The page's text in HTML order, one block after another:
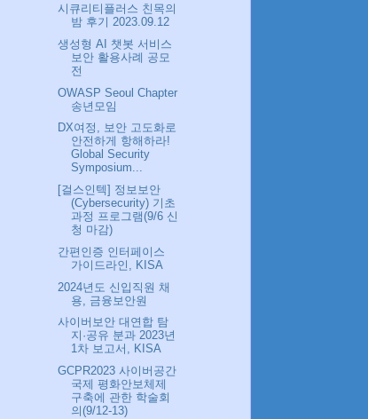
시큐리티플러스 친목의
밤 후기 2023.09.12
생성형 AI 챗봇 서비스
보안 활용사례 공모
전
OWASP Seoul Chapter
송년모임
DX여정, 보안 고도화로
안전하게 항해하라!
Global Security
Symposium...
[걸스인텍] 정보보안
(Cybersecurity) 기초
과정 프로그램(9/6 신
청 마감)
간편인증 인터페이스
가이드라인, KISA
2024년도 신입직원 채
용, 금융보안원
사이버보안 대연합 탐
지·공유 분과 2023년
1차 보고서, KISA
GCPR2023 사이버공간
국제 평화안보체제
구축에 관한 학술회
의(9/12-13)